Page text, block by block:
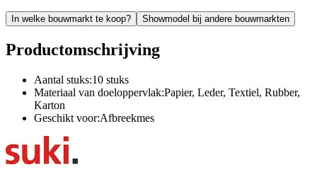
In welke bouwmarkt te koop? Showmodel bij andere bouwmarkten
Productomschrijving
Aantal stuks:10 stuks
Materiaal van doeloppervlak:Papier, Leder, Textiel, Rubber,
Karton
Geschikt voor:Afbreekmes